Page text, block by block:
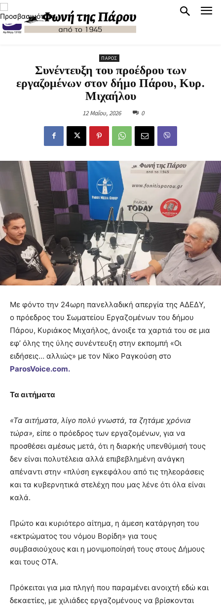
ΠΆΡΟΣ
Συνέντευξη του προέδρου των
εργαζομένων στον δήμο Πάρου, Κυρ.
Μιχαήλου
12 Μαΐου, 2026 0
Με φόντο την 24ωρη πανελλαδική απεργία της ΑΔΕΔΥ,
ο πρόεδρος του Σωματείου Εργαζομένων του δήμου
Πάρου, Κυριάκος Μιχαήλος, άνοιξε τα χαρτιά του σε μια
εφ’ όλης της ύλης συνέντευξη στην εκπομπή «Οι
ειδήσεις… αλλιώς» με τον Νίκο Ραγκούση στο
ParosVoice.com.
Τα αιτήματα
«Τα αιτήματα, λίγο πολύ γνωστά, τα ζητάμε χρόνια
τώρα», είπε ο πρόεδρος των εργαζομένων, για να
προσθέσει αμέσως μετά, ότι η διαρκής υπενθύμισή τους
δεν είναι πολυτέλεια αλλά επιβεβλημένη ανάγκη
απέναντι στην «πλύση εγκεφάλου από τις τηλεοράσεις
και τα κυβερνητικά στελέχη που μας λένε ότι όλα είναι
καλά.
Πρώτο και κυριότερο αίτημα, η άμεση κατάργηση του
«εκτρώματος του νόμου Βορίδη» για τους
συμβασιούχους και η μονιμοποίησή τους στους Δήμους
και τους ΟΤΑ.
Πρόκειται για μια πληγή που παραμένει ανοιχτή εδώ και
δεκαετίες, με χιλιάδες εργαζομένους να βρίσκονται